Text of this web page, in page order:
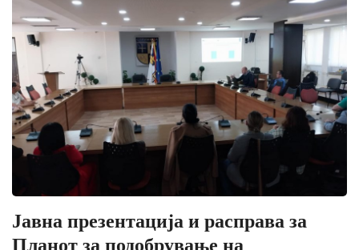
Јавна презентација и расправа за
Планот за подобрување на